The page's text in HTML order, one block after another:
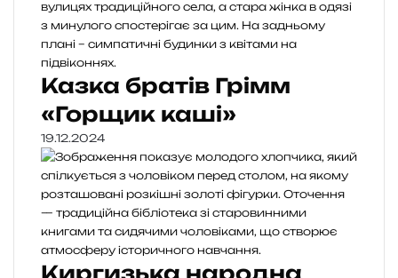
Казка братів Грімм
«Горщик каші»
19.12.2024